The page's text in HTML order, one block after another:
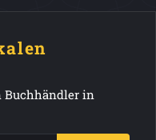
Buchhändler in